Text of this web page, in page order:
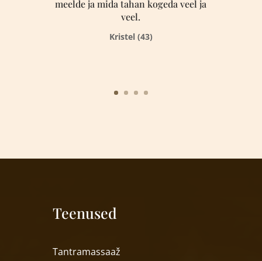
meelde ja mida tahan kogeda veel ja
veel.
Kristel (43)
Teenused
Tantramassaaž